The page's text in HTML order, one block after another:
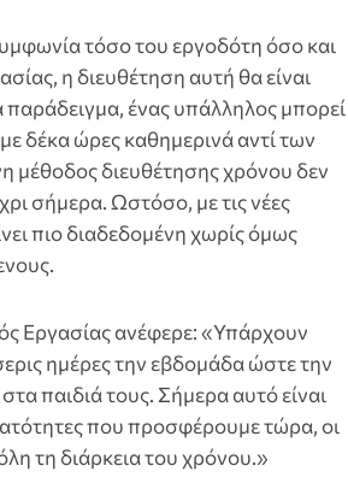
τόσο του εργοδότη όσο και
η διευθέτηση αυτή θα είναι
παράδειγμα, ένας υπάλληλος μπορεί
δέκα ώρες καθημερινά αντί των
μέθοδος διευθέτησης χρόνου δεν
σήμερα. Ωστόσο, με τις νέες
πιο διαδεδομένη χωρίς όμως
Εργασίας ανέφερε: «Υπάρχουν
ημέρες την εβδομάδα ώστε την
παιδιά τους. Σήμερα αυτό είναι
που προσφέρουμε τώρα, οι
τη διάρκεια του χρόνου.»